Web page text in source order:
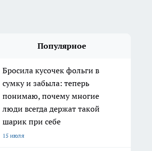
Популярное
Бросила кусочек фольги в
сумку и забыла: теперь
понимаю, почему многие
люди всегда держат такой
шарик при себе
15 июля